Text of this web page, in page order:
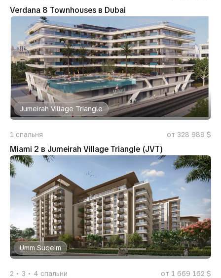
Verdana 8 Townhouses в Dubai
Jumeirah Village Triangle
1 спальня от 328 988 $
Miami 2 в Jumeirah Village Triangle (JVT)
Umm Suqeim
2 3 4 спальни от 1 669 162 $